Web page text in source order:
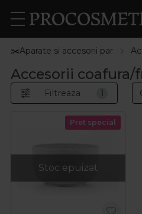
✂️Aparate si accesorii par
Accesorii coafura/
Filtreaza 1
Stoc epuizat
Pret special